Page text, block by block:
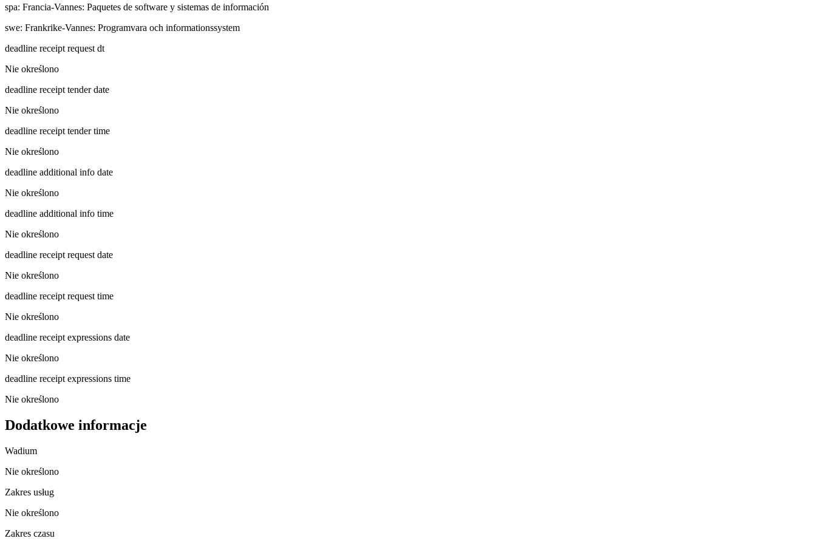
spa: Francia-Vannes: Paquetes de software y sistemas de información
swe: Frankrike-Vannes: Programvara och informationssystem
deadline receipt request dt
Nie określono
deadline receipt tender date
Nie określono
deadline receipt tender time
Nie określono
deadline additional info date
Nie określono
deadline additional info time
Nie określono
deadline receipt request date
Nie określono
deadline receipt request time
Nie określono
deadline receipt expressions date
Nie określono
deadline receipt expressions time
Nie określono
Dodatkowe informacje
Wadium
Nie określono
Zakres usług
Nie określono
Zakres czasu